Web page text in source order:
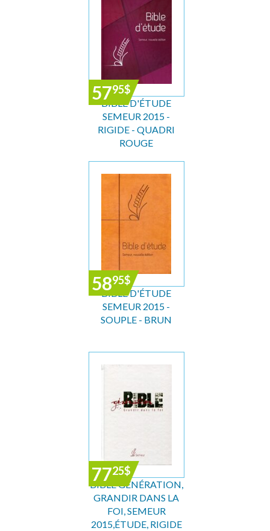
5795$
BIBLE D'ÉTUDE
SEMEUR 2015 -
RIGIDE - QUADRI
ROUGE
5895$
BIBLE D'ÉTUDE
SEMEUR 2015 -
SOUPLE - BRUN
7725$
BIBLE GÉNÉRATION,
GRANDIR DANS LA
FOI, SEMEUR
2015,ÉTUDE, RIGIDE